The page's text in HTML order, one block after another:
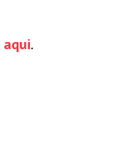
aqui.